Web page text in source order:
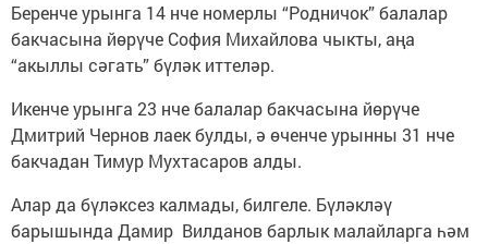
Беренче урынга 14 нче номерлы “Родничок” балалар
бакчасына йөрүче София Михайлова чыкты, аңа
“акыллы сәгать” бүләк иттеләр.
Икенче урынга 23 нче балалар бакчасына йөрүче
Дмитрий Чернов лаек булды, ә өченче урынны 31 нче
бакчадан Тимур Мухтасаров алды.
Алар да бүләксез калмады, билгеле. Бүләкләү
барышында Дамир Вилданов барлык малайларга һәм